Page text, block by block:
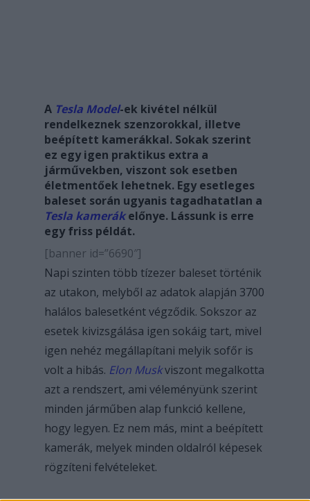
A Tesla Model-ek kivétel nélkül
rendelkeznek szenzorokkal, illetve
beépített kamerákkal. Sokak szerint
ez egy igen praktikus extra a
járművekben, viszont sok esetben
életmentőek lehetnek. Egy esetleges
baleset során ugyanis tagadhatatlan a
Tesla kamerákelőnye. Lássunk is erre
egy friss példát.
[banner id=”6690″]
Napi szinten több tízezer baleset történik
az utakon, melyből az adatok alapján 3700
halálos balesetként végződik. Sokszor az
esetek kivizsgálása igen sokáig tart, mivel
igen nehéz megállapítani melyik sofőr is
volt a hibás. Elon Muskviszont megalkotta
azt a rendszert, ami véleményünk szerint
minden járműben alap funkció kellene,
hogy legyen. Ez nem más, mint a beépített
kamerák, melyek minden oldalról képesek
rögzíteni felvételeket.